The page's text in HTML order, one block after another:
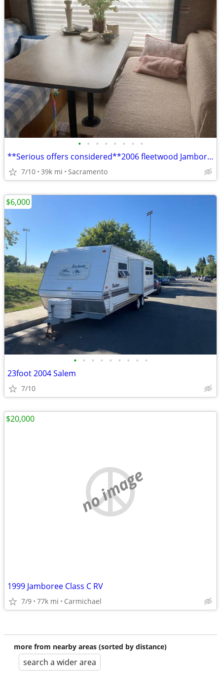
• • • • • • • •
**Serious offers considered**2006 fleetwood Jamboree LOW MILES
7/10 39k mi Sacramento
• • • • • • • • •
23foot 2004 Salem
7/10
$6,000
no image
1999 Jamboree Class C RV
7/9 77k mi Carmichael
$20,000
more from nearby areas (sorted by distance)
search a wider area